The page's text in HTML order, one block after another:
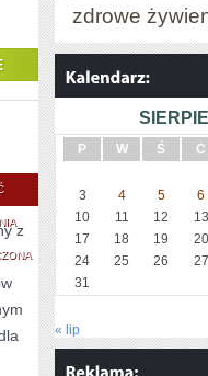
EKSPLOATACJA
I
UTRZYMANIE
z
zdrowe
P W Ś C
3
4 5 6
10
11 12 13
17
18 19 20
24
25 26 27
31
« lip